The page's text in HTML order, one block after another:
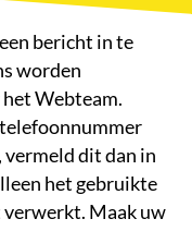
bericht in te
worden
Webteam.
vermeld dit dan in
het gebruikte
Maak uw